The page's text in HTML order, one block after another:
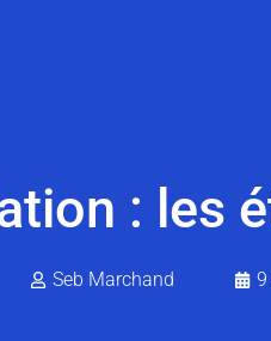
: les
Seb Marchand 9